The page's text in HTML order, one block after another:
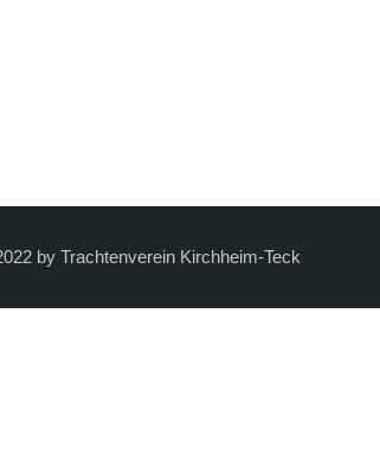
by Trachtenverein Kirchheim-Teck